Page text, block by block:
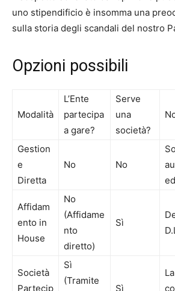
uno stipendificio è insomma una
sulla storia degli scandali del nostro
Opzioni possibili
Modalità
L’Ente
partecipa
a gare?
Serve
una
società?
Gestion
e
Diretta
No No
Affidam
ento in
House
No
(Affidame
nto
diretto)
Sì
Società
Partecip
Sì
(Tramite
Sì